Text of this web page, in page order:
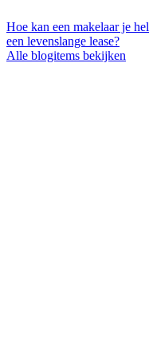
Hoe kan een makelaar je
een levenslange lease?
Alle blogitems bekijken